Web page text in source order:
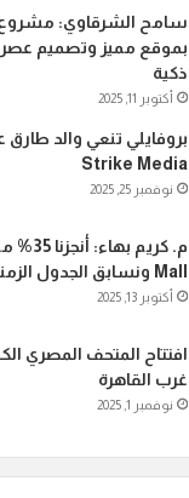
بموقع مميز وتصميم
ذكية
أكتوبر 11, 2025
بروفايلي تنعي والد
Strike Media
نوفمبر 25, 2025
Mall ونسابق الجدول الزمني
أكتوبر 13, 2025
افتتاح المتحف المصري
غرب القاهرة
نوفمبر 1, 2025